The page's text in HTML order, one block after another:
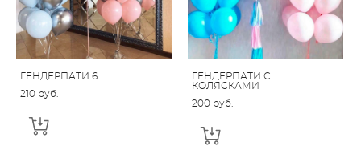
ГЕНДЕРПАТИ 6
210 pуб.
ГЕНДЕРПАТИ С
КОЛЯСКАМИ
200 pуб.